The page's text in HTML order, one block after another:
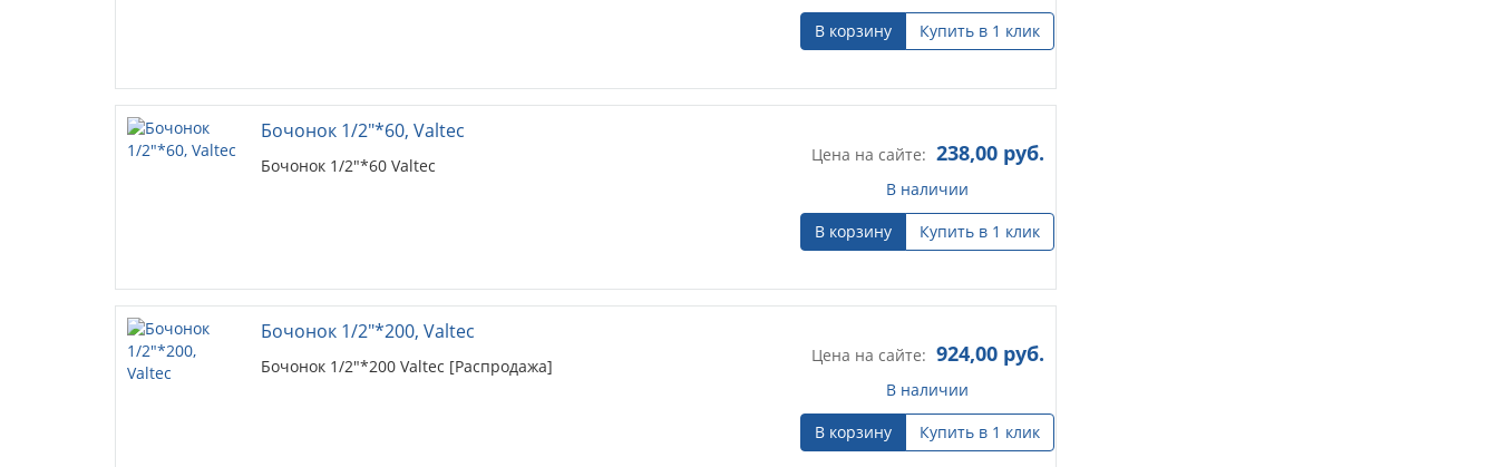
В корзину
Купить в 1 клик
Бочонок 1/2"*60, Valtec
Бочонок 1/2"*60 Valtec
Цена на сайте: 238,00руб.
В наличии
В корзину
Купить в 1 клик
Бочонок 1/2"*200, Valtec
Бочонок 1/2"*200 Valtec [Распродажа]
Цена на сайте: 924,00руб.
В наличии
В корзину
Купить в 1 клик